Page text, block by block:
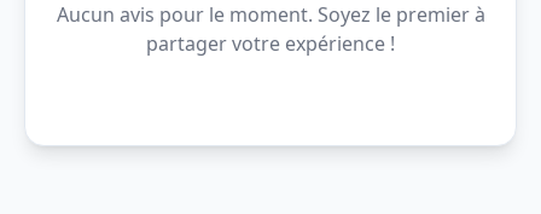
Aucun avis pour le moment. Soyez le premier à
partager votre expérience !